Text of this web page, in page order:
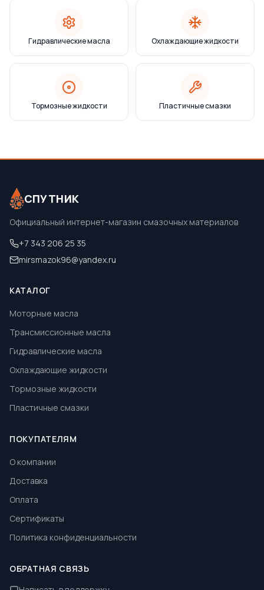
Гидравлические масла Охлаждающие жидкости
Тормозные жидкости Пластичные смазки
СПУТНИК
Официальный интернет-магазин смазочных материалов
+7 343 206 25 35
mirsmazok96@yandex.ru
КАТАЛОГ
Моторные масла
Трансмиссионные масла
Гидравлические масла
Охлаждающие жидкости
Тормозные жидкости
Пластичные смазки
ПОКУПАТЕЛЯМ
О компании
Доставка
Оплата
Сертификаты
Политика конфиденциальности
ОБРАТНАЯ СВЯЗЬ